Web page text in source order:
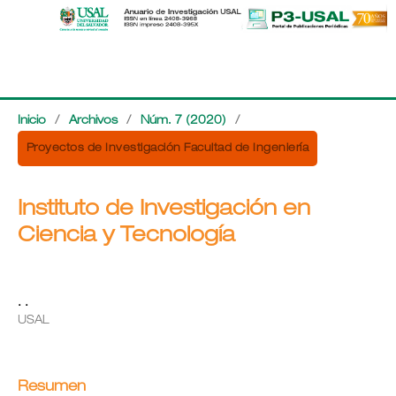
Inicio / Archivos / Núm. 7 (2020) /
Proyectos de Investigación Facultad de Ingeniería
Instituto de Investigación en
Ciencia y Tecnología
. .
USAL
Resumen